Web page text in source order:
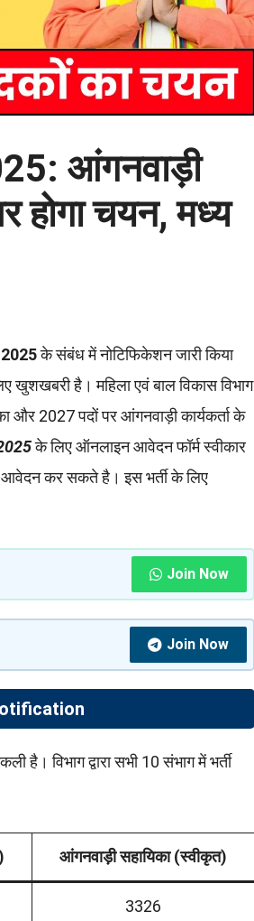
आंगनवाड़ी
होगा चयन, मध्य
के संबंध में नोटिफिकेशन जारी किया
खुशखबरी है। महिला एवं बाल विकास विभाग
और 2027 पदों पर आंगनवाड़ी कार्यकर्ता के
के लिए ऑनलाइन आवेदन फॉर्म स्वीकार
आवेदन कर सकते है। इस भर्ती के लिए
Join Now
Join Now
है। विभाग द्वारा सभी 10 संभाग में भर्ती
आंगनवाड़ी सहायिका (स्वीकृत)
3326